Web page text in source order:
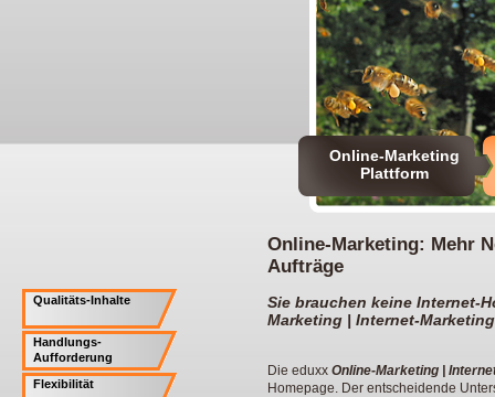
Online-Marketing
Plattform
Qualitäts-Inhalte
Handlungs-
Aufforderung
Flexibilität
Online-Marketing: Mehr
Aufträge
Sie brauchen keine Internet-
Marketing | Internet-
Die eduxx Online-Marketing |
Homepage. Der entscheidende